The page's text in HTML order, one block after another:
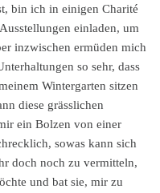
bin ich in einigen Charité
einladen, um
inzwischen ermüden mich
so sehr, dass
Wintergarten sitzen
diese grässlichen
ein Bolzen von einer
sowas kann sich
doch noch zu vermitteln,
und bat sie, mir zu